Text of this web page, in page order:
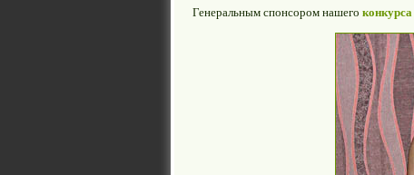
Генеральным спонсором нашего конкурса